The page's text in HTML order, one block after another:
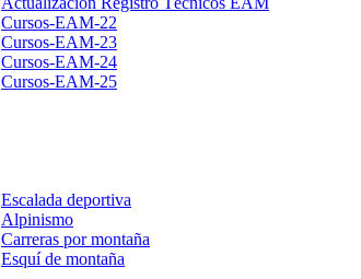
Cursos-EAM-22
Cursos-EAM-23
Cursos-EAM-24
Cursos-EAM-25
Escalada deportiva
Alpinismo
Carreras por montaña
Esquí de montaña